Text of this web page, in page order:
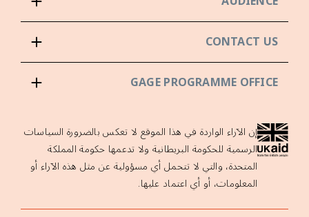
CONTACT US
GAGE PROGRAMME OFFICE
إن الآراء الواردة في هذا الموقع لا تعكس بالضرورة السياسات
الرسمية للحكومة البريطانية ولا تدعمها حكومة المملكة
المتحدة، والتي لا تتحمل أي مسؤولية عن مثل هذه الآراء أو
المعلومات، أو أي اعتماد عليها.